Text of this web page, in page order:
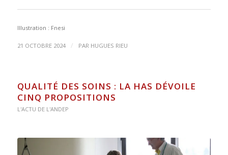
Illustration : Fnesi
21 OCTOBRE 2024 / PAR HUGUES RIEU
QUALITÉ DES SOINS : LA HAS DÉVOILE
CINQ PROPOSITIONS
L'ACTU DE L'ANDEP